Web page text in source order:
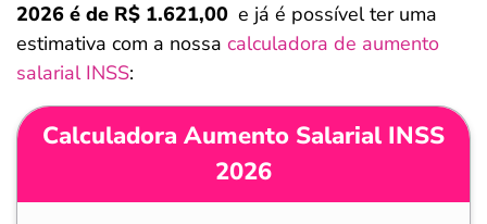
2026 é de R$ 1.621,00 e já é possível ter uma
estimativa com a nossa calculadora de aumento
salarial INSS:
Calculadora Aumento Salarial INSS
2026